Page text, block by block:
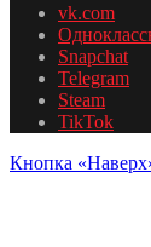
vk.com
Snapchat
Telegram
Steam
TikTok
Кнопка